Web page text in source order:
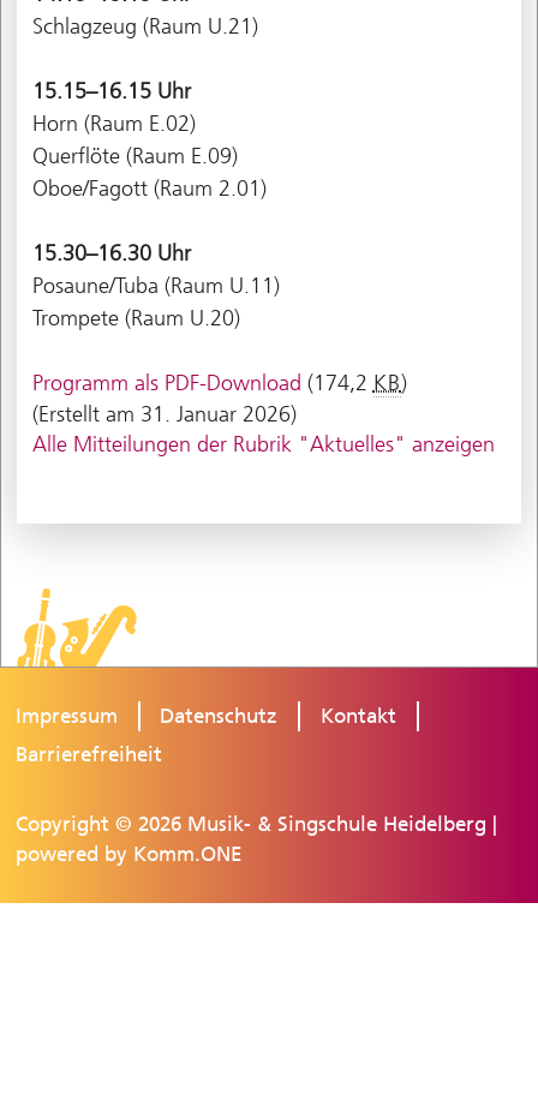
Schlagzeug (Raum U.21)
15.15–16.15 Uhr
Horn (Raum E.02)
Querflöte (Raum E.09)
Oboe/Fagott (Raum 2.01)
15.30–16.30 Uhr
Posaune/Tuba (Raum U.11)
Trompete (Raum U.20)
Programm als PDF-Download (174,2 KB)
(Erstellt am 31. Januar 2026)
Alle Mitteilungen der Rubrik "Aktuelles" anzeigen
Impressum Datenschutz
Kontakt
Barrierefreiheit
Copyright © 2026 Musik- & Singschule Heidelberg |
powered by Komm.ONE